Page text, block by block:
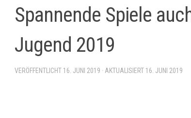
Spannende Spiele
Jugend 2019
VERÖFFENTLICHT 16. JUNI 2019 · AKTUALISIERT 16. JUNI 2019